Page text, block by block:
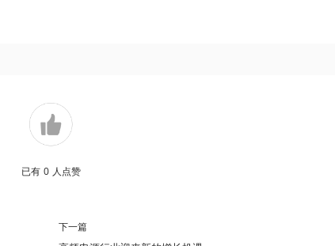
已有 0 人点赞
下一篇